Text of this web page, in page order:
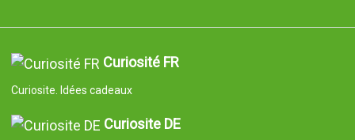
Curiosité FR
Curiosite. Idées cadeaux
Curiosite DE